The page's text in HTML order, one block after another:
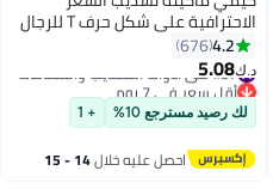
الاحترافية على شكل حرف T للرجال
بدون حلاقة النسخة السعودية
4.2
676
د.ك‏5.08
#37 في أدوات التشذيب والقصافات
أقل سعر في 7 يوم
#37 في أدوات التشذيب والقصافات
لك رصيد مسترجع 10% + 1
احصل عليه خلال 14 - 15